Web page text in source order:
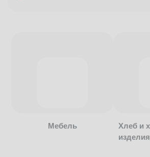
Мебель
Хлеб и
изделия